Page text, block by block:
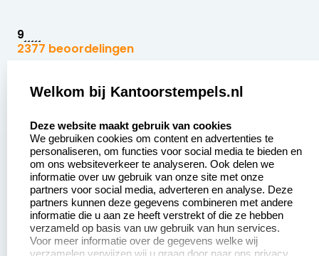
9
2377 beoordelingen
Zakelijk:
Aanvraag op maat
Betaling &
Verzending
Wederverkoper
worden
Sale
Klantenservice:
Contact opnemen
Veel gestelde vragen
Retourneren
Herroepingsrecht
Welkom bij Kantoorstempels.nl
Deze website maakt gebruik van cookies
We gebruiken cookies om content en advertenties te
personaliseren, om functies voor social media te bieden en
om ons websiteverkeer te analyseren. Ook delen we
informatie over uw gebruik van onze site met onze
partners voor social media, adverteren en analyse. Deze
partners kunnen deze gegevens combineren met andere
informatie die u aan ze heeft verstrekt of die ze hebben
verzameld op basis van uw gebruik van hun services.
Voor meer informatie over de gegevens welke wij
verzamelen verwijzen wij u graag door naar ons privacy